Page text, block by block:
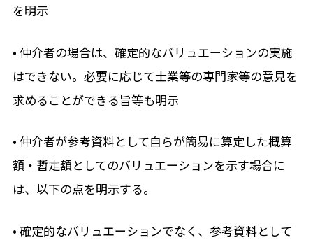
を明示
• 仲介者の場合は、確定的なバリュエーションの実施
はできない。必要に応じて士業等の専門家等の意見を
求めることができる旨等も明示
• 仲介者が参考資料として自らが簡易に算定した概算
額・暫定額としてのバリュエーションを示す場合に
は、以下の点を明示する。
• 確定的なバリュエーションでなく、参考資料として